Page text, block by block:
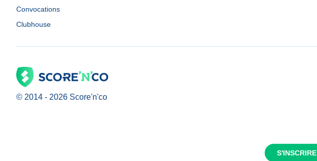
S'INSCRIRE
Convocations
Clubhouse
© 2014 - 2026 Score'n'co